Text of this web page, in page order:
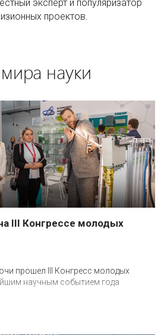
эксперт и популяризатор
проектов.
науки
III Конгрессе молодых
прошел III Конгресс молодых
научным событием года